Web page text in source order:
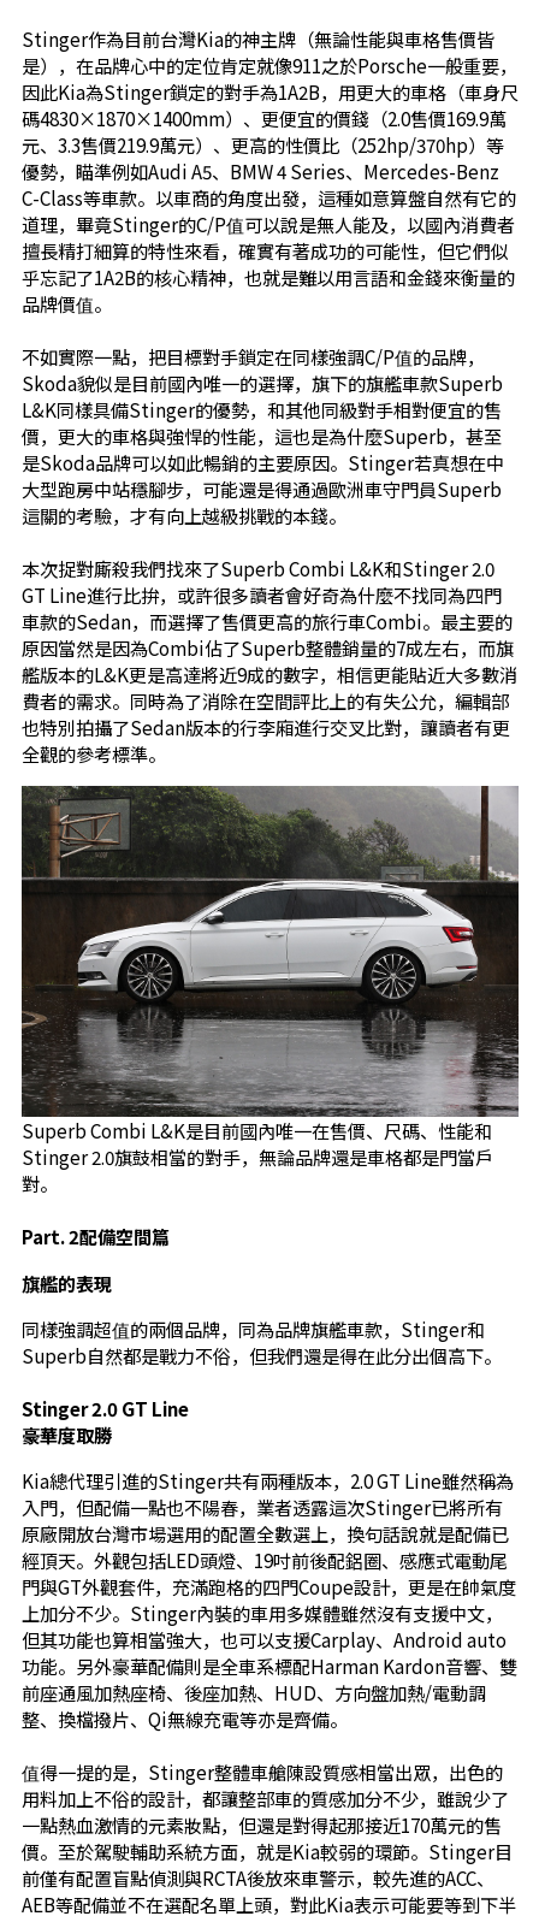
Stinger作為目前台灣Kia的神主牌（無論性能與車格售價皆
是），在品牌心中的定位肯定就像911之於Porsche一般重要，
因此Kia為Stinger鎖定的對手為1A2B，用更大的車格（車身尺
碼4830×1870×1400mm）、更便宜的價錢（2.0售價169.9萬
元、3.3售價219.9萬元）、更高的性價比（252hp/370hp）等
優勢，瞄準例如Audi A5、BMW 4 Series、Mercedes-Benz
C-Class等車款。以車商的角度出發，這種如意算盤自然有它的
道理，畢竟Stinger的C/P值可以說是無人能及，以國內消費者
擅長精打細算的特性來看，確實有著成功的可能性，但它們似
乎忘記了1A2B的核心精神，也就是難以用言語和金錢來衡量的
品牌價值。
不如實際一點，把目標對手鎖定在同樣強調C/P值的品牌，
Skoda貌似是目前國內唯一的選擇，旗下的旗艦車款Superb
L&K同樣具備Stinger的優勢，和其他同級對手相對便宜的售
價，更大的車格與強悍的性能，這也是為什麼Superb，甚至
是Skoda品牌可以如此暢銷的主要原因。Stinger若真想在中
大型跑房中站穩腳步，可能還是得通過歐洲車守門員Superb
這關的考驗，才有向上越級挑戰的本錢。
本次捉對廝殺我們找來了Superb Combi L&K和Stinger 2.0
GT Line進行比拚，或許很多讀者會好奇為什麼不找同為四門
車款的Sedan，而選擇了售價更高的旅行車Combi。最主要的
原因當然是因為Combi佔了Superb整體銷量的7成左右，而旗
艦版本的L&K更是高達將近9成的數字，相信更能貼近大多數消
費者的需求。同時為了消除在空間評比上的有失公允，編輯部
也特別拍攝了Sedan版本的行李廂進行交叉比對，讓讀者有更
全觀的參考標準。
Superb Combi L&K是目前國內唯一在售價、尺碼、性能和
Stinger 2.0旗鼓相當的對手，無論品牌還是車格都是門當戶
對。
Part. 2配備空間篇
旗艦的表現
同樣強調超值的兩個品牌，同為品牌旗艦車款，Stinger和
Superb自然都是戰力不俗，但我們還是得在此分出個高下。
Stinger 2.0 GT Line
豪華度取勝
Kia總代理引進的Stinger共有兩種版本，2.0 GT Line雖然稱為
入門，但配備一點也不陽春，業者透露這次Stinger已將所有
原廠開放台灣市場選用的配置全數選上，換句話說就是配備已
經頂天。外觀包括LED頭燈、19吋前後配鋁圈、感應式電動尾
門與GT外觀套件，充滿跑格的四門Coupe設計，更是在帥氣度
上加分不少。Stinger內裝的車用多媒體雖然沒有支援中文，
但其功能也算相當強大，也可以支援Carplay、Android auto
功能。另外豪華配備則是全車系標配Harman Kardon音響、雙
前座通風加熱座椅、後座加熱、HUD、方向盤加熱/電動調
整、換檔撥片、Qi無線充電等亦是齊備。
值得一提的是，Stinger整體車艙陳設質感相當出眾，出色的
用料加上不俗的設計，都讓整部車的質感加分不少，雖說少了
一點熱血激情的元素妝點，但還是對得起那接近170萬元的售
價。至於駕駛輔助系統方面，就是Kia較弱的環節。Stinger目
前僅有配置盲點偵測與RCTA後放來車警示，較先進的ACC、
AEB等配備並不在選配名單上頭，對此Kia表示可能要等到下半